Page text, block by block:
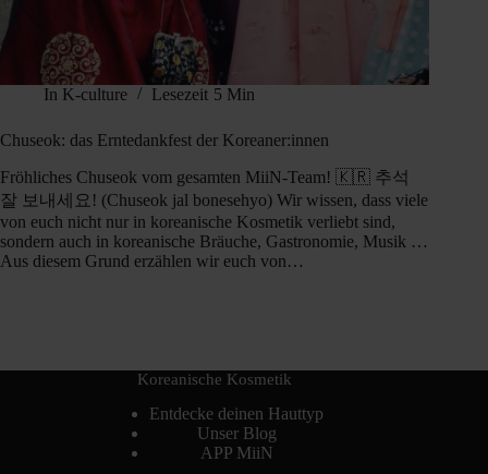
In K-culture Lesezeit 5 Min
Chuseok: das Erntedankfest der Koreaner:innen
Fröhliches Chuseok vom gesamten MiiN-Team! 🇰🇷 추석
잘 보내세요! (Chuseok jal bonesehyo) Wir wissen, dass viele
von euch nicht nur in koreanische Kosmetik verliebt sind,
sondern auch in koreanische Bräuche, Gastronomie, Musik …
Aus diesem Grund erzählen wir euch von…
Koreanische Kosmetik
Entdecke deinen Hauttyp
Unser Blog
APP MiiN